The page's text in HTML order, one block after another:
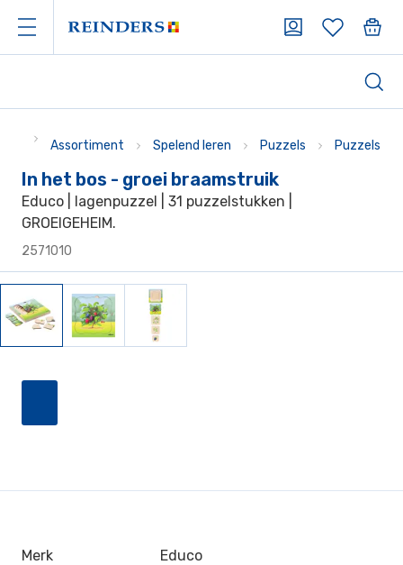
Assortiment Spelend leren Puzzels Puzzels
In het bos - groei braamstruik
Educo | lagenpuzzel | 31 puzzelstukken |
GROEIGEHEIM.
2571010
Merk
Educo